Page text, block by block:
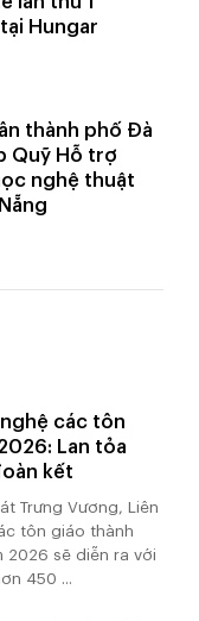
Hungar
thành phố Đà
Quỹ Hỗ trợ
nghệ thuật
nghệ các tôn
Lan tỏa
kết
Trưng Vương, Liên
tôn giáo thành
2026 sẽ diễn ra với
450 ...